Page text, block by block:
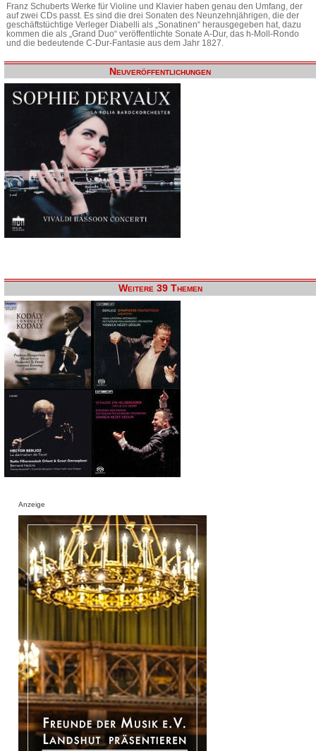
Franz Schuberts Werke für Violine und Klavier haben genau den Umfang, der
auf zwei CDs passt. Es sind die drei Sonaten des Neunzehnjährigen, die der
geschäftstüchtige Verleger Diabelli als „Sonatinen“ herausgegeben hat, dazu
kommen die als „Grand Duo“ veröffentlichte Sonate A-Dur, das h-Moll-Rondo
und die bedeutende C-Dur-Fantasie aus dem Jahr 1827.
Neuveröffentlichungen
Weitere 39 Themen
Anzeige